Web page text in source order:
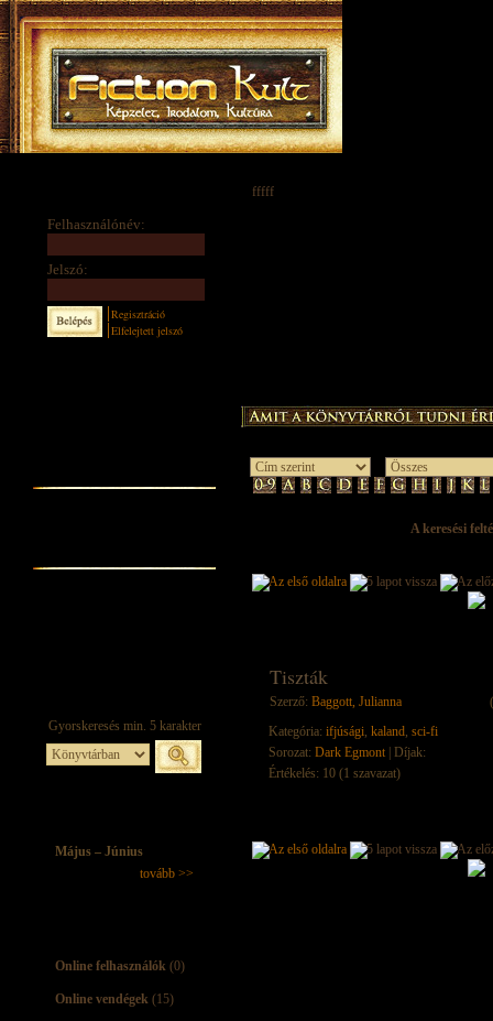
Felhasználónév:
Jelszó:
Regisztráció
Elfelejtett jelszó
Május – Június
tovább >>
Online felhasználók (0)
Online vendégek (15)
fffff
A keresési
Tiszták
Szerző: Baggott, Julianna
Kategória: ifjúsági, kaland, sci-fi
Sorozat: Dark Egmont | Díjak:
Értékelés: 10 (1 szavazat)